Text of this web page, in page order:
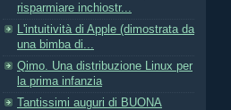
risparmiare inchiostr...
L'intuitività di Apple (dimostrata da
una bimba di...
Qimo. Una distribuzione Linux per
la prima infanzia
Tantissimi auguri di BUONA